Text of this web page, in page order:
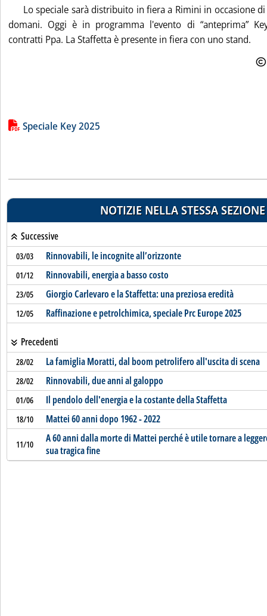
Lo speciale sarà distribuito in fiera a Rimini in occasione
domani. Oggi è in programma l'evento di “anteprima”
contratti Ppa. La Staffetta è presente in fiera con uno stand.
Lista allegati PDF alla notizia
Speciale Key 2025
NOTIZIE NELLA STESSA SEZIONE
Successive
03/03 Rinnovabili, le incognite all’orizzonte
01/12 Rinnovabili, energia a basso costo
23/05 Giorgio Carlevaro e la Staffetta: una preziosa eredità
12/05 Raffinazione e petrolchimica, speciale Prc Europe 2025
Precedenti
28/02 La famiglia Moratti, dal boom petrolifero all'uscita di scena
28/02 Rinnovabili, due anni al galoppo
01/06 Il pendolo dell'energia e la costante della Staffetta
18/10 Mattei 60 anni dopo 1962 - 2022
11/10
A 60 anni dalla morte di Mattei perché è utile tornare a
sua tragica fine